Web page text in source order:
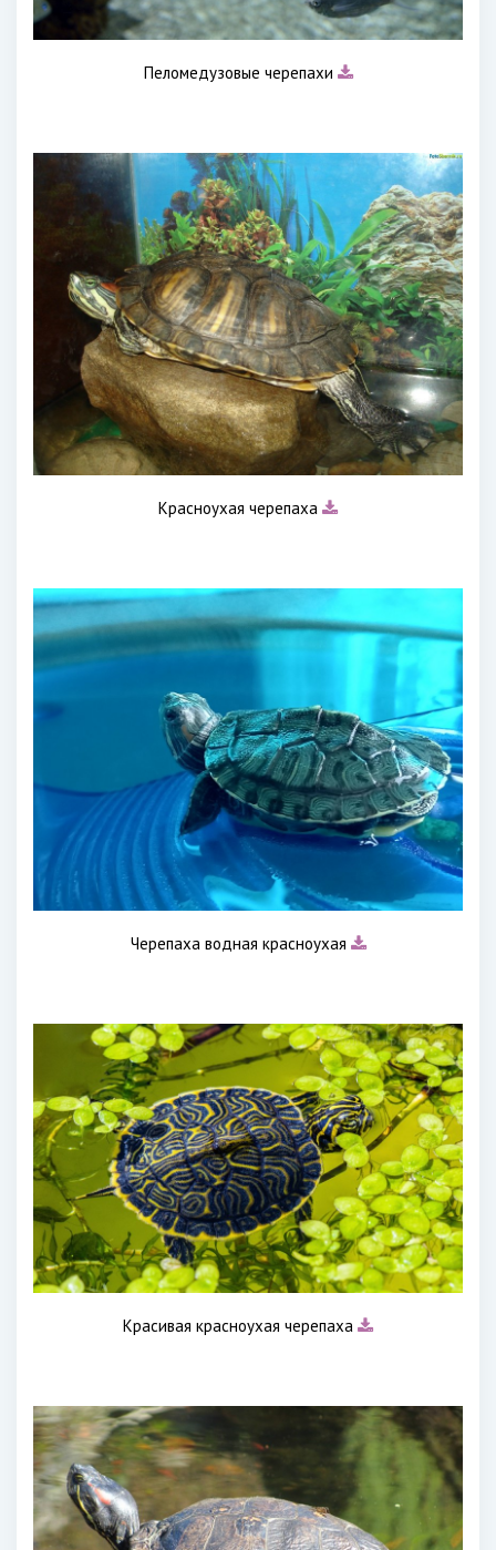
Пеломедузовые черепахи
Красноухая черепаха
Черепаха водная красноухая
Красивая красноухая черепаха